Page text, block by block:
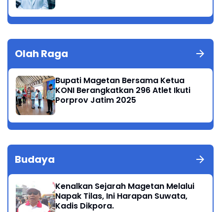
Olah Raga
Bupati Magetan Bersama Ketua
KONI Berangkatkan 296 Atlet Ikuti
Porprov Jatim 2025
Budaya
Kenalkan Sejarah Magetan Melalui
Napak Tilas, Ini Harapan Suwata,
Kadis Dikpora.